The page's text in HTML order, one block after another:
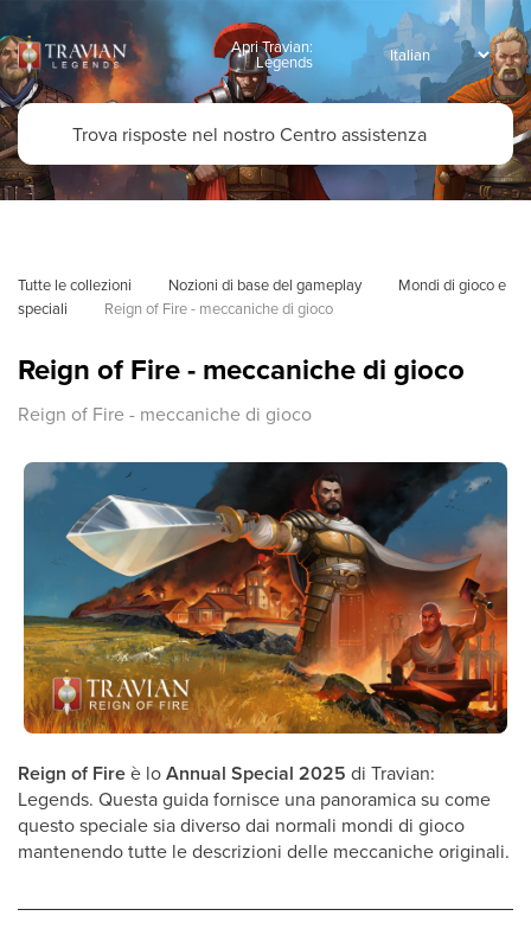
Apri Travian:
Legends
Tutte le collezioni Nozioni di base del gameplay
Mondi di gioco e
speciali
Reign of Fire - meccaniche di gioco
Reign of Fire - meccaniche di gioco
Reign of Fire - meccaniche di gioco
Reign of Fireè loAnnual Special 2025 di Travian:
Legends. Questa guida fornisce una panoramica su come
questo speciale sia diverso dai normali mondi di gioco
mantenendo tutte le descrizioni delle meccaniche originali.